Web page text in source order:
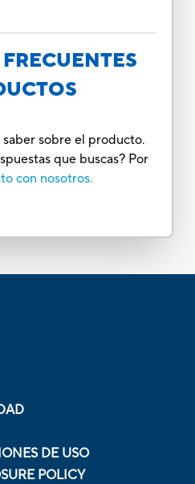
sobre el producto.
que buscas? Por
con nosotros.
DE USO
POLICY